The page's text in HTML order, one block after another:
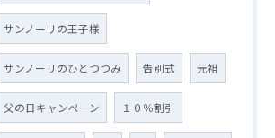
サンノーリの王子様
サンノーリのひとつつみ 告別式 元祖
父の日キャンペーン １０％割引